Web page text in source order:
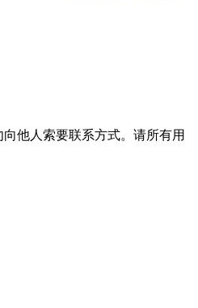
向他人索要联系方式。请所有用